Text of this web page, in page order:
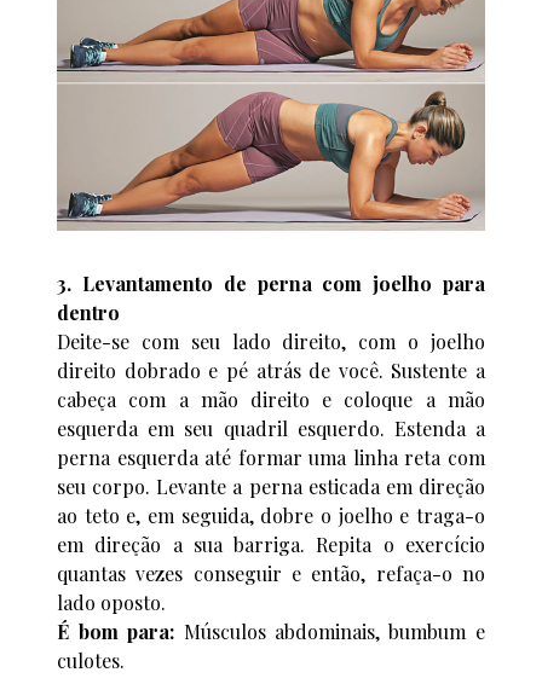
3. Levantamento de perna com joelho para
dentro
Deite-se com seu lado direito, com o joelho
direito dobrado e pé atrás de você. Sustente a
cabeça com a mão direito e coloque a mão
esquerda em seu quadril esquerdo. Estenda a
perna esquerda até formar uma linha reta com
seu corpo. Levante a perna esticada em direção
ao teto e, em seguida, dobre o joelho e traga-o
em direção a sua barriga. Repita o exercício
quantas vezes conseguir e então, refaça-o no
lado oposto.
É bom para: Músculos abdominais, bumbum e
culotes.